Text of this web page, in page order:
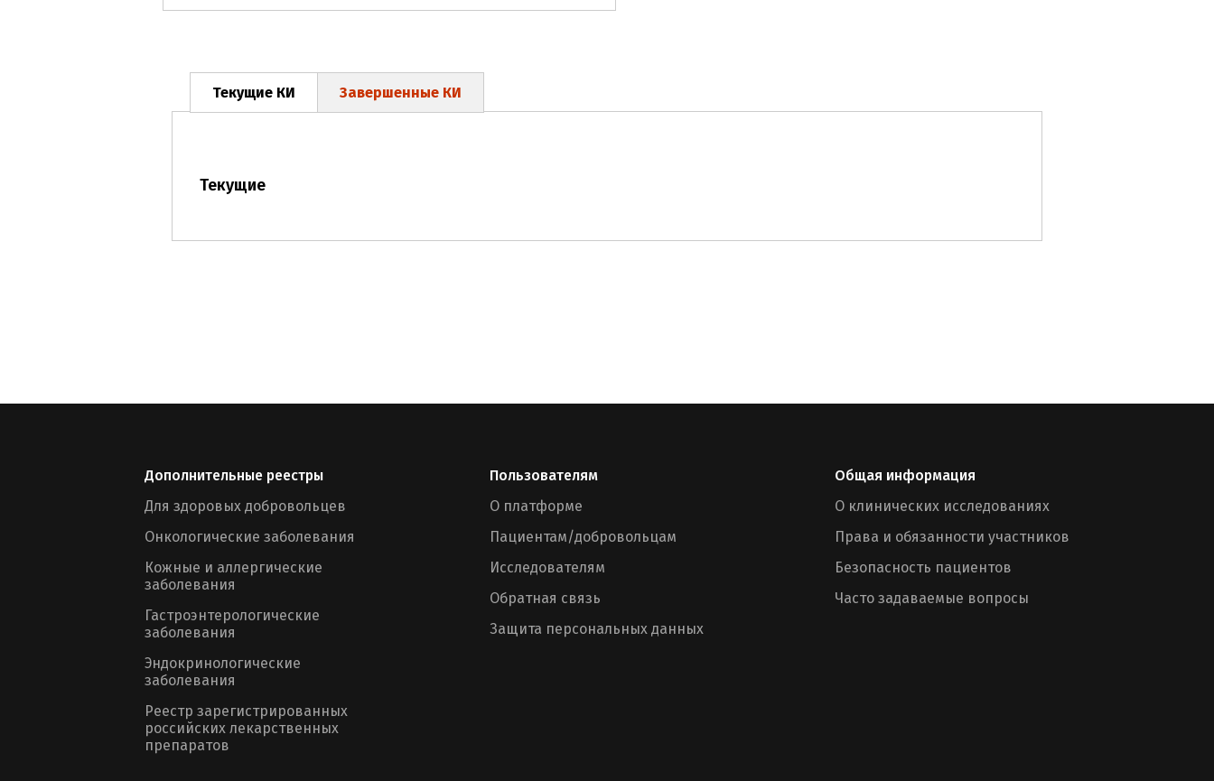
Текущие КИ Завершенные КИ
Текущие
Дополнительные реестры
Для здоровых добровольцев
Онкологические заболевания
Кожные и аллергические
заболевания
Гастроэнтерологические
заболевания
Эндокринологические
заболевания
Реестр зарегистрированных
российских лекарственных
препаратов
Пользователям
О платформе
Пациентам/добровольцам
Исследователям
Обратная связь
Защита персональных данных
Общая информация
О клинических исследованиях
Права и обязанности участников
Безопасность пациентов
Часто задаваемые вопросы